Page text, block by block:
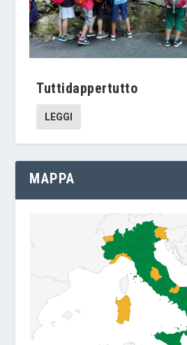
Tuttidappertutto
LEGGI
MAPPA